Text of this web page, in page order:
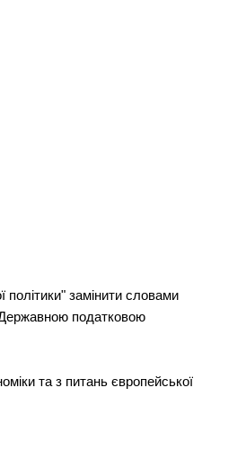
політики" замінити словами
Державною податковою
та з питань європейської